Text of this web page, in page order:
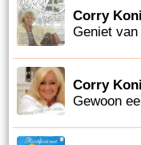
Corry
Geniet
Corry
Gewoon